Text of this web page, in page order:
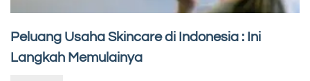
Peluang Usaha Skincare di Indonesia : Ini
Langkah Memulainya